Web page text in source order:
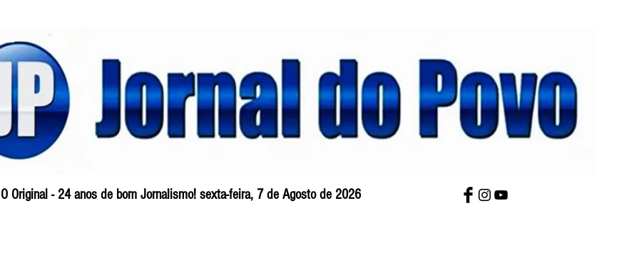
O Original - 24 anos de bom Jornalismo! sexta-feira, 7 de Agosto de 2026